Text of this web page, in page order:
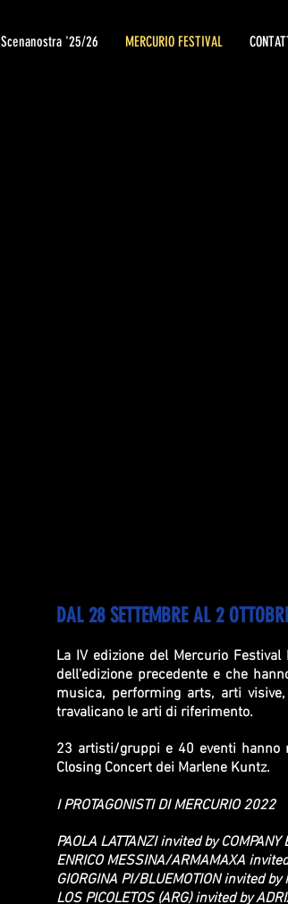
Scenanostra '25/26 MERCURIO FESTIVAL
DAL 28 SETTEMBRE AL 2
La IV edizione del Mercurio
dell'edizione precedente e che
musica, performing arts, arti
travalicano le arti di riferimento.
23 artisti/gruppi e 40 eventi
Closing Concert dei Marlene Kuntz.
I PROTAGONISTI DI MERCURIO 2022
PAOLA LATTANZI invited by COMPANY
ENRICO MESSINA/ARMAMAXA
GIORGINA PI/BLUEMOTION invited by
LOS PICOLETOS (ARG) invited by